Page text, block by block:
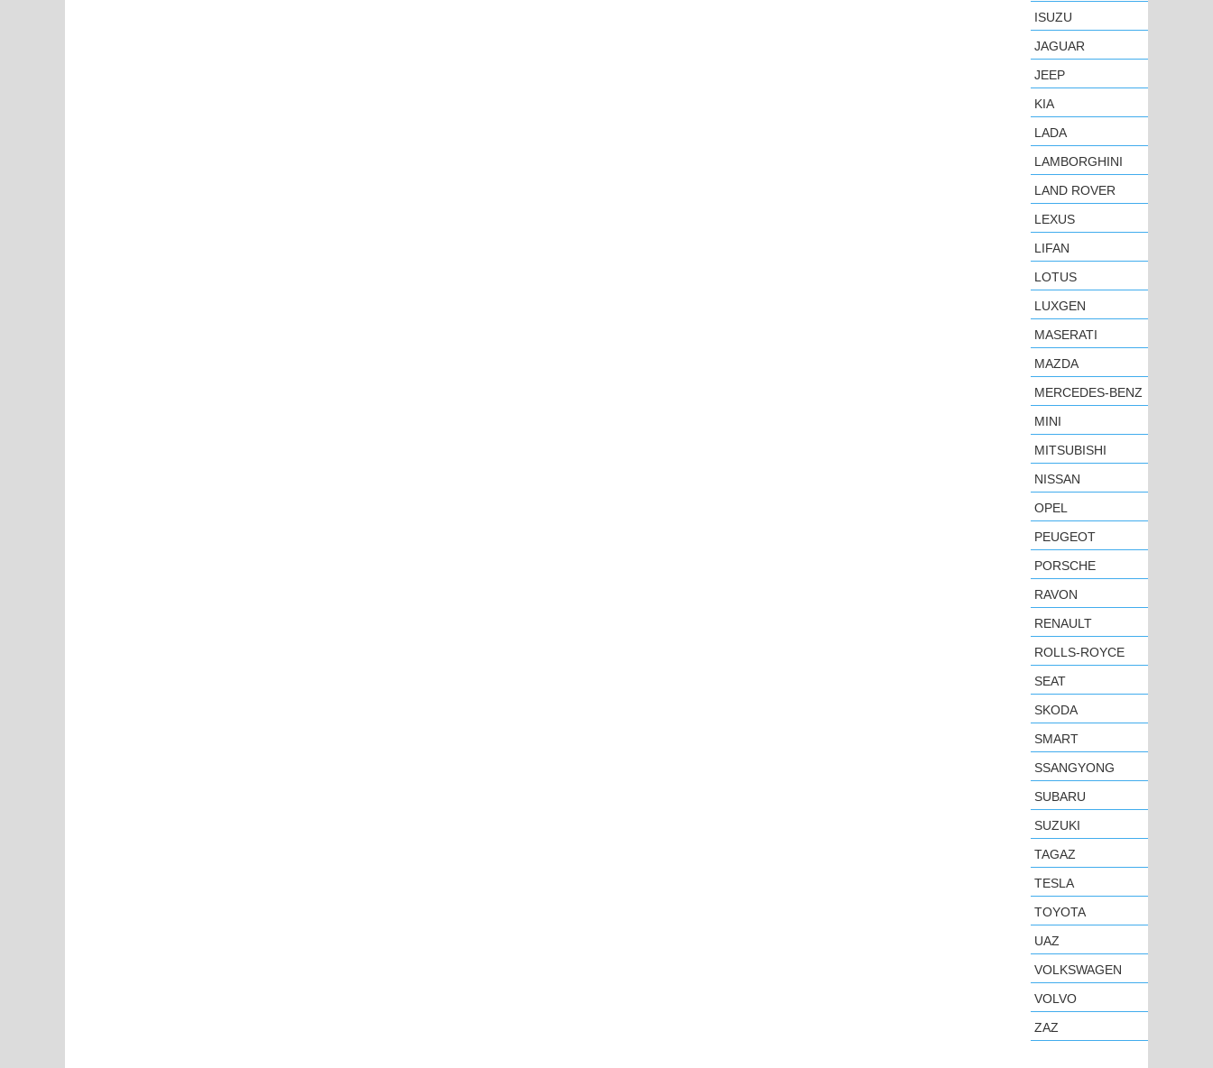
ISUZU
JAGUAR
JEEP
KIA
LADA
LAMBORGHINI
LAND ROVER
LEXUS
LIFAN
LOTUS
LUXGEN
MASERATI
MAZDA
MERCEDES-BENZ
MINI
MITSUBISHI
NISSAN
OPEL
PEUGEOT
PORSCHE
RAVON
RENAULT
ROLLS-ROYCE
SEAT
SKODA
SMART
SSANGYONG
SUBARU
SUZUKI
TAGAZ
TESLA
TOYOTA
UAZ
VOLKSWAGEN
VOLVO
ZAZ